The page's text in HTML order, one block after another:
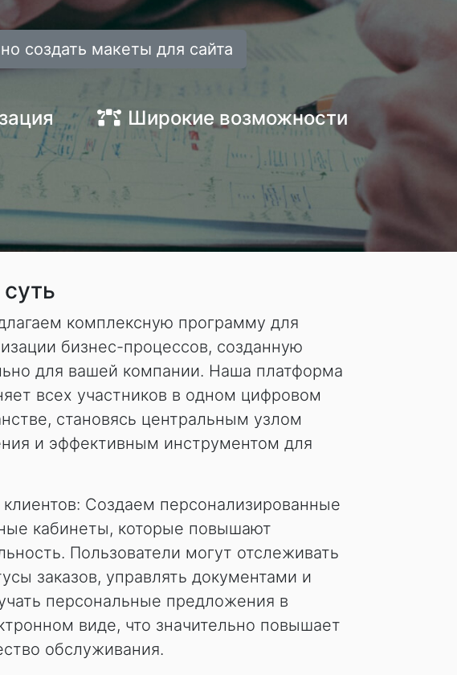
создать макеты для сайта
Широкие возможности
комплексную программу для
бизнес-процессов, созданную
для вашей компании. Наша платформа
всех участников в одном цифровом
становясь центральным узлом
и эффективным инструментом для
Создаем персонализированные
кабинеты, которые повышают
Пользователи могут отслеживать
заказов, управлять документами и
персональные предложения в
виде, что значительно повышает
обслуживания.